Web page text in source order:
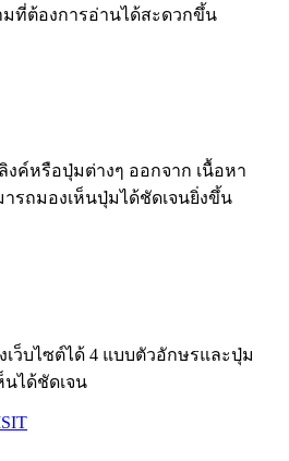
ที่ต้องการอ่านได้สะดวกขึ้น
ค์หรือปุ่มต่างๆ ออกจาก เนื้อหา
ารถมองเห็นปุ่มได้ชัดเจนยิ่งขึ้น
ว็บไซต์ได้ 4 แบบตัวอักษรและปุ่ม
นได้ชัดเจน